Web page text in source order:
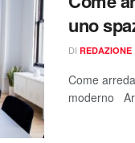
uno
DI REDAZIONE
Come
moderno